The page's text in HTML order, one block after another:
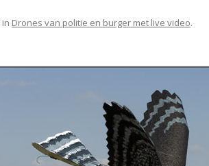
in Drones van politie en burger met live video.